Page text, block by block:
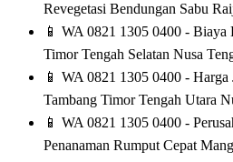
Revegetasi Bendungan Sabu
📱 WA 0821 1305 0400 - Biaya
Timor Tengah Selatan Nusa
📱 WA 0821 1305 0400 - Harga
Tambang Timor Tengah Utara
📱 WA 0821 1305 0400 -
Penanaman Rumput Cepat